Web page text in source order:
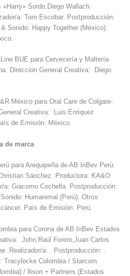
Sordo,Diego Wallach.
a: Tom Escobar. Postproducción:
Sonido: Happy Together (México).
BUE para Cervecería y Maltería
Dirección General Creativa: Diego
México para Oral Care de Colgate-
Creativa: Luis Enriquez
de Emisión: México.
de marca
para Arequipeña de AB InBev Perú.
Sánchez. Productora: KA&O
a: Giacomo Cochella. Postproducción:
Humanimal (Perú). Otros:
País de Emisión: Perú.
para Corona de AB InBev Estados
John Raúl Forero,Juan Carlos
Realizador/a: . Postproducción: .
Tracylocke Colombia / Starcom
/ llison + Partners (Estados